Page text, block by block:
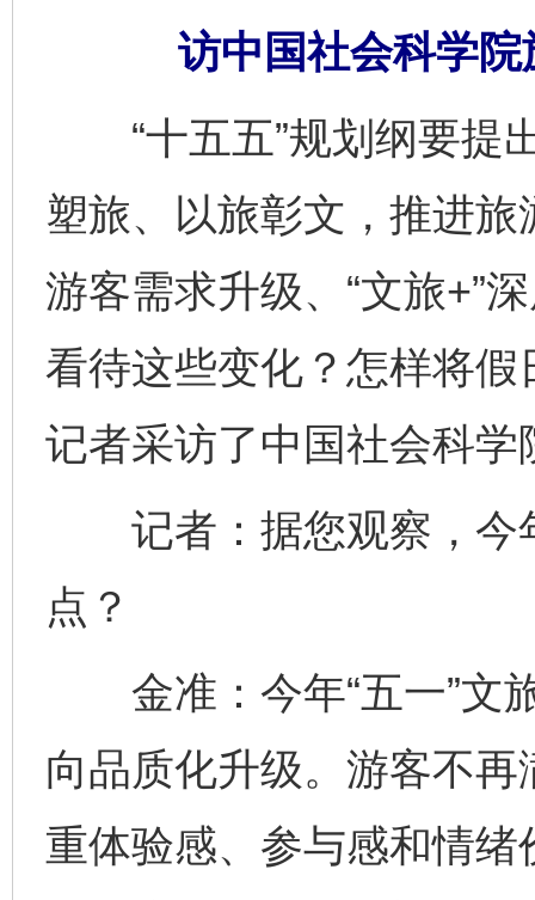
访中国社会科学
“十五五”规划纲要提
塑旅、以旅彰文，推进旅
游客需求升级、“文旅+”
看待这些变化？怎样将假
记者采访了中国社会科
记者：据您观察，今
点？
金准：今年“五一”文
向品质化升级。游客不再
重体验感、参与感和情